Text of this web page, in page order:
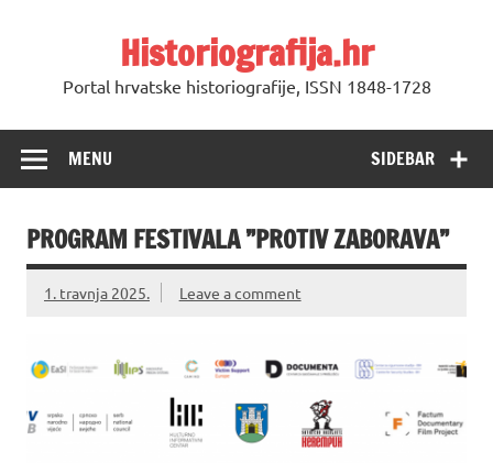
Historiografija.hr
Portal hrvatske historiografije, ISSN 1848-1728
SIDEBAR
MENU
PROGRAM FESTIVALA ”PROTIV ZABORAVA”
1. travnja 2025. Leave a comment